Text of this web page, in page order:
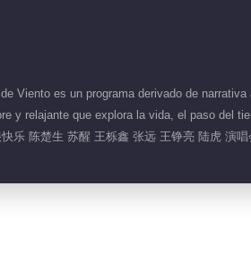
Viento es un programa derivado de
y relajante que explora la vida, el paso del
乐 陈楚生 苏醒 王栎鑫 张远 王铮亮 陆虎 演